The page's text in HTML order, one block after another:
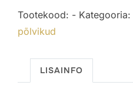
kogus
Tootekood: - Kategooria:
põlvikud
LISAINFO